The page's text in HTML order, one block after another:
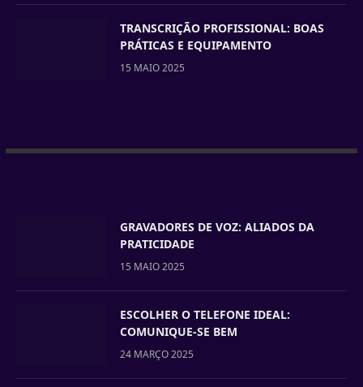
TRANSCRIÇÃO PROFISSIONAL: BOAS
PRÁTICAS E EQUIPAMENTO
15 MAIO 2025
GRAVADORES DE VOZ: ALIADOS DA
PRATICIDADE
15 MAIO 2025
ESCOLHER O TELEFONE IDEAL:
COMUNIQUE-SE BEM
24 MARÇO 2025